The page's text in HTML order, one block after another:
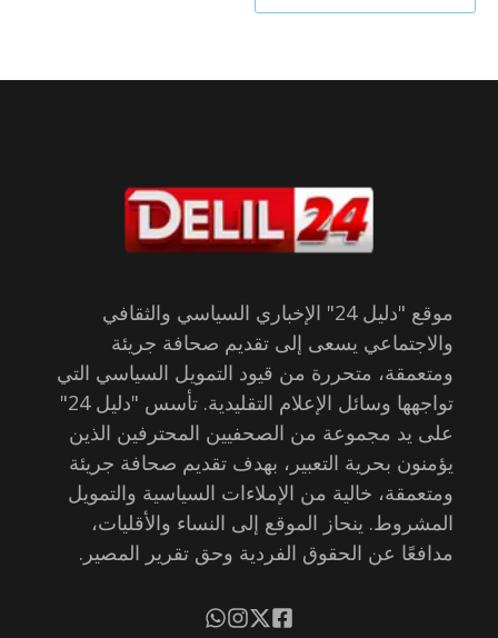
موقع "دليل 24" الإخباري السياسي والثقافي
والاجتماعي يسعى إلى تقديم صحافة جريئة
ومتعمقة، متحررة من قيود التمويل السياسي التي
تواجهها وسائل الإعلام التقليدية. تأسس "دليل 24"
على يد مجموعة من الصحفيين المحترفين الذين
يؤمنون بحرية التعبير، بهدف تقديم صحافة جريئة
ومتعمقة، خالية من الإملاءات السياسية والتمويل
المشروط. ينحاز الموقع إلى النساء والأقليات،
مدافعًا عن الحقوق الفردية وحق تقرير المصير.